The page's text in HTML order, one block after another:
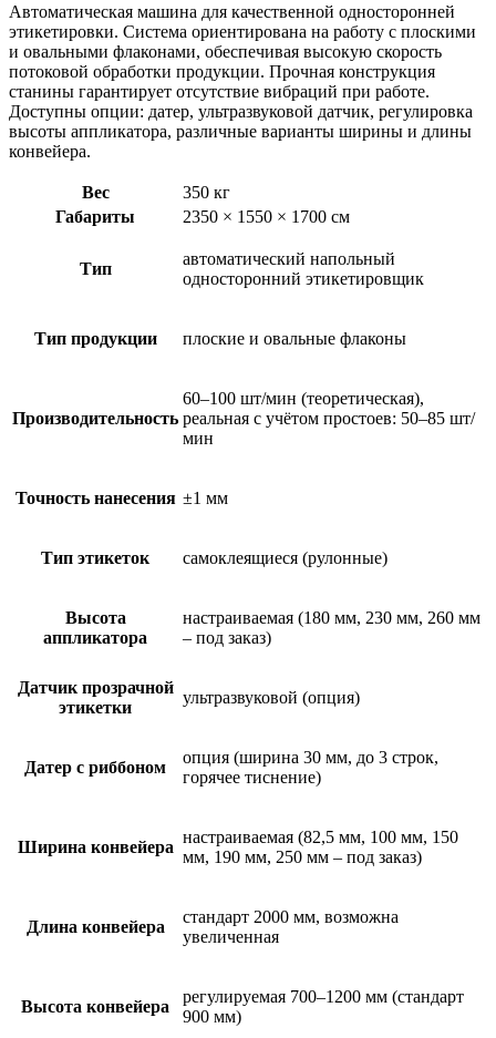
Автоматическая машина для качественной односторонней
этикетировки. Система ориентирована на работу с плоскими
и овальными флаконами, обеспечивая высокую скорость
потоковой обработки продукции. Прочная конструкция
станины гарантирует отсутствие вибраций при работе.
Доступны опции: датер, ультразвуковой датчик, регулировка
высоты аппликатора, различные варианты ширины и длины
конвейера.
Вес
350 кг
Габариты
2350 × 1550 × 1700 см
Тип
автоматический напольный
односторонний этикетировщик
Тип продукции плоские и овальные флаконы
Производительность
60–100 шт/мин (теоретическая),
реальная с учётом простоев: 50–85 шт/
мин
Точность нанесения ±1 мм
Тип этикеток самоклеящиеся (рулонные)
Высота
аппликатора
настраиваемая (180 мм, 230 мм, 260 мм
– под заказ)
Датчик прозрачной
этикетки
ультразвуковой (опция)
Датер с риббоном
опция (ширина 30 мм, до 3 строк,
горячее тиснение)
Ширина конвейера
настраиваемая (82,5 мм, 100 мм, 150
мм, 190 мм, 250 мм – под заказ)
Длина конвейера
стандарт 2000 мм, возможна
увеличенная
Высота конвейера
регулируемая 700–1200 мм (стандарт
900 мм)